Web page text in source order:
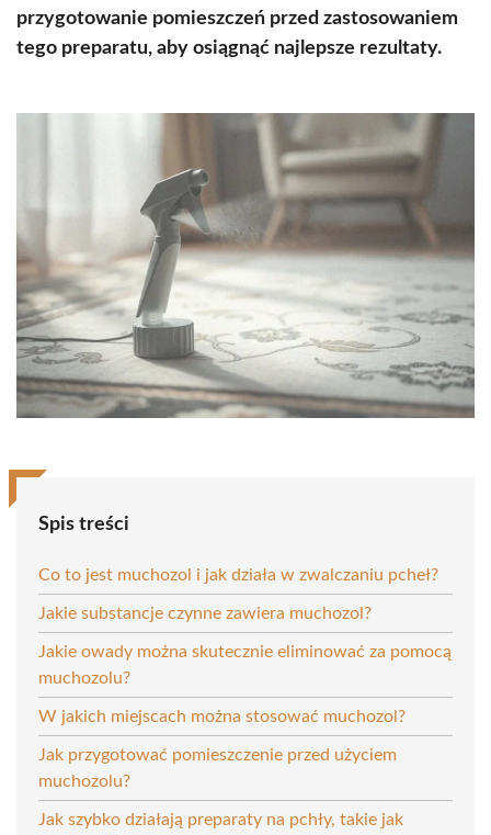
przygotowanie pomieszczeń przed zastosowaniem
tego preparatu, aby osiągnąć najlepsze rezultaty.
Spis treści
Co to jest muchozol i jak działa w zwalczaniu pcheł?
Jakie substancje czynne zawiera muchozol?
Jakie owady można skutecznie eliminować za pomocą
muchozolu?
W jakich miejscach można stosować muchozol?
Jak przygotować pomieszczenie przed użyciem
muchozolu?
Jak szybko działają preparaty na pchły, takie jak